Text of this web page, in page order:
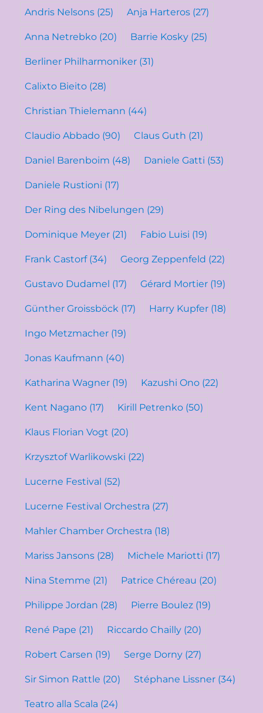
Andris Nelsons (25) Anja Harteros (27)
Anna Netrebko (20) Barrie Kosky (25)
Berliner Philharmoniker (31)
Calixto Bieito (28)
Christian Thielemann (44)
Claudio Abbado (90) Claus Guth (21)
Daniel Barenboim (48) Daniele Gatti (53)
Daniele Rustioni (17)
Der Ring des Nibelungen (29)
Dominique Meyer (21) Fabio Luisi (19)
Frank Castorf(34) Georg Zeppenfeld (22)
Gustavo Dudamel (17) Gérard Mortier (19)
Günther Groissböck (17) Harry Kupfer (18)
Ingo Metzmacher (19)
Jonas Kaufmann (40)
Katharina Wagner (19) Kazushi Ono (22)
Kent Nagano (17) Kirill Petrenko (50)
Klaus Florian Vogt (20)
Krzysztof Warlikowski (22)
Lucerne Festival (52)
Lucerne Festival Orchestra (27)
Mahler Chamber Orchestra (18)
Mariss Jansons (28) Michele Mariotti (17)
Nina Stemme (21) Patrice Chéreau (20)
Philippe Jordan (28) Pierre Boulez (19)
René Pape (21) Riccardo Chailly (20)
Robert Carsen (19) Serge Dorny (27)
Sir Simon Rattle (20) Stéphane Lissner (34)
Teatro alla Scala (24)